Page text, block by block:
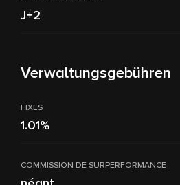
J+2
Verwaltungsgebühren
FIXES
1.01%
COMMISSION DE SURPERFORMANCE